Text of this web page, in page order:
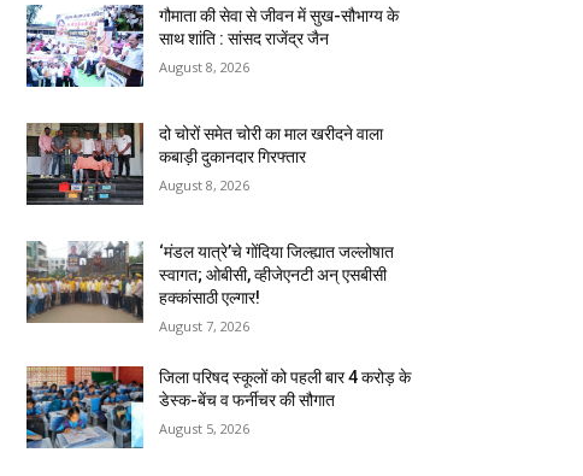
गौमाता की सेवा से जीवन में सुख-सौभाग्य के
साथ शांति : सांसद राजेंद्र जैन
August 8, 2026
दो चोरों समेत चोरी का माल खरीदने वाला
कबाड़ी दुकानदार गिरफ्तार
August 8, 2026
‘मंडल यात्रे’चे गोंदिया जिल्ह्यात जल्लोषात
स्वागत; ओबीसी, व्हीजेएनटी अन् एसबीसी
हक्कांसाठी एल्गार!
August 7, 2026
जिला परिषद स्कूलों को पहली बार 4 करोड़ के
डेस्क-बेंच व फर्नीचर की सौगात
August 5, 2026